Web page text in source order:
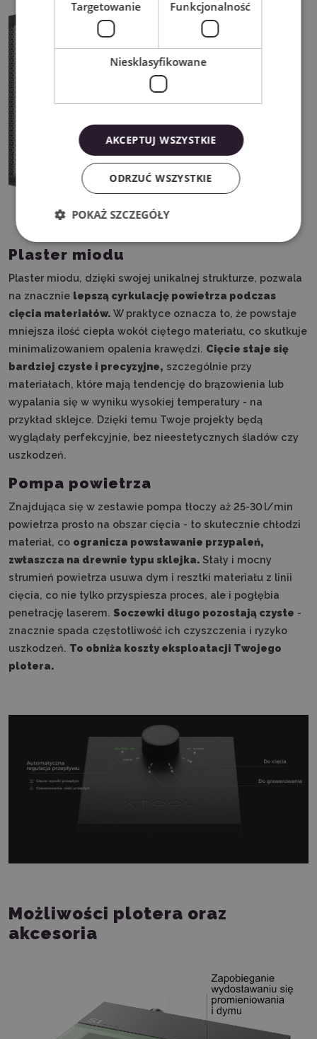
Plaster miodu
Plaster miodu, dzięki swojej unikalnej strukturze, pozwala
na znacznie lepszą cyrkulację powietrza podczas
cięcia materiałów. W praktyce oznacza to, że powstaje
mniejsza ilość ciepła wokół ciętego materiału, co skutkuje
minimalizowaniem opalenia krawędzi. Cięcie staje się
bardziej czyste i precyzyjne, szczególnie przy
materiałach, które mają tendencję do brązowienia lub
wypalania się w wyniku wysokiej temperatury - na
przykład sklejce. Dzięki temu Twoje projekty będą
wyglądały perfekcyjnie, bez nieestetycznych śladów czy
uszkodzeń.
Pompa powietrza
Znajdująca się w zestawie pompa tłoczy aż 25-30 l/min
powietrza prosto na obszar cięcia - to skutecznie chłodzi
materiał, co ogranicza powstawanie przypaleń,
zwłaszcza na drewnie typu sklejka. Stały i mocny
strumień powietrza usuwa dym i resztki materiału z linii
cięcia, co nie tylko przyspiesza proces, ale i pogłębia
penetrację laserem. Soczewki długo pozostają czyste -
znacznie spada częstotliwość ich czyszczenia i ryzyko
uszkodzeń. To obniża koszty eksploatacji Twojego
plotera.
Możliwości plotera oraz
akcesoria
Targetowanie Funkcjonalność
Niesklasyfikowane
AKCEPTUJ WSZYSTKIE
ODRZUĆ WSZYSTKIE
POKAŻ SZCZEGÓŁY